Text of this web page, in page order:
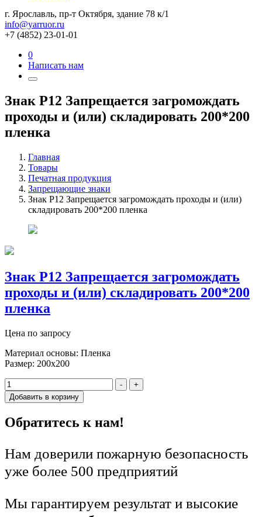
г. Ярославль, пр-т Октября, здание 78 к/1
info@yarruor.ru
+7 (4852) 23-01-01
0
Написать нам
Знак P12 Запрещается загромождать
проходы и (или) складировать 200*200
пленка
Главная
Товары
Печатная продукция
Запрещающие знаки
Знак P12 Запрещается загромождать проходы и (или)
складировать 200*200 пленка
Знак P12 Запрещается загромождать
проходы и (или) складировать 200*200
пленка
Цена по запросу
Материал основы: Пленка
Размер: 200х200
-
+
Добавить в корзину
Обратитесь к нам!
Нам доверили пожарную безопасность
уже более 500 предприятий
Мы гарантируем результат и высокие